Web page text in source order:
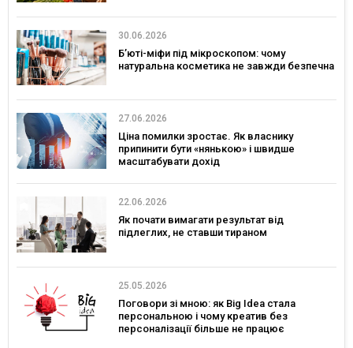
30.06.2026
Б’юті-міфи під мікроскопом: чому
натуральна косметика не завжди безпечна
27.06.2026
Ціна помилки зростає. Як власнику
припинити бути «нянькою» і швидше
масштабувати дохід
22.06.2026
Як почати вимагати результат від
підлеглих, не ставши тираном
25.05.2026
Поговори зі мною: як Big Idea стала
персональною і чому креатив без
персоналізації більше не працює